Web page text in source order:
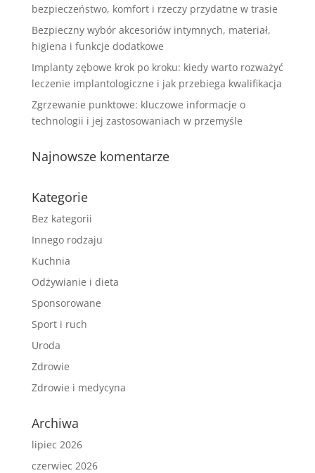
bezpieczeństwo, komfort i rzeczy przydatne w trasie
Bezpieczny wybór akcesoriów intymnych, materiał,
higiena i funkcje dodatkowe
Implanty zębowe krok po kroku: kiedy warto rozważyć
leczenie implantologiczne i jak przebiega kwalifikacja
Zgrzewanie punktowe: kluczowe informacje o
technologii i jej zastosowaniach w przemyśle
Najnowsze komentarze
Kategorie
Bez kategorii
Innego rodzaju
Kuchnia
Odżywianie i dieta
Sponsorowane
Sport i ruch
Uroda
Zdrowie
Zdrowie i medycyna
Archiwa
lipiec 2026
czerwiec 2026